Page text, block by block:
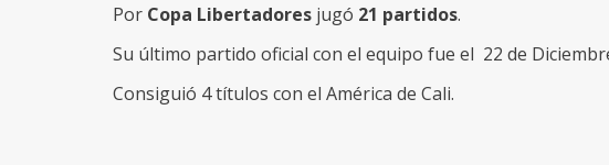
Por Copa Libertadores jugó 21 partidos.
Su último partido oficial con el equipo fue el 22 de
Consiguió 4 títulos con el América de Cali.